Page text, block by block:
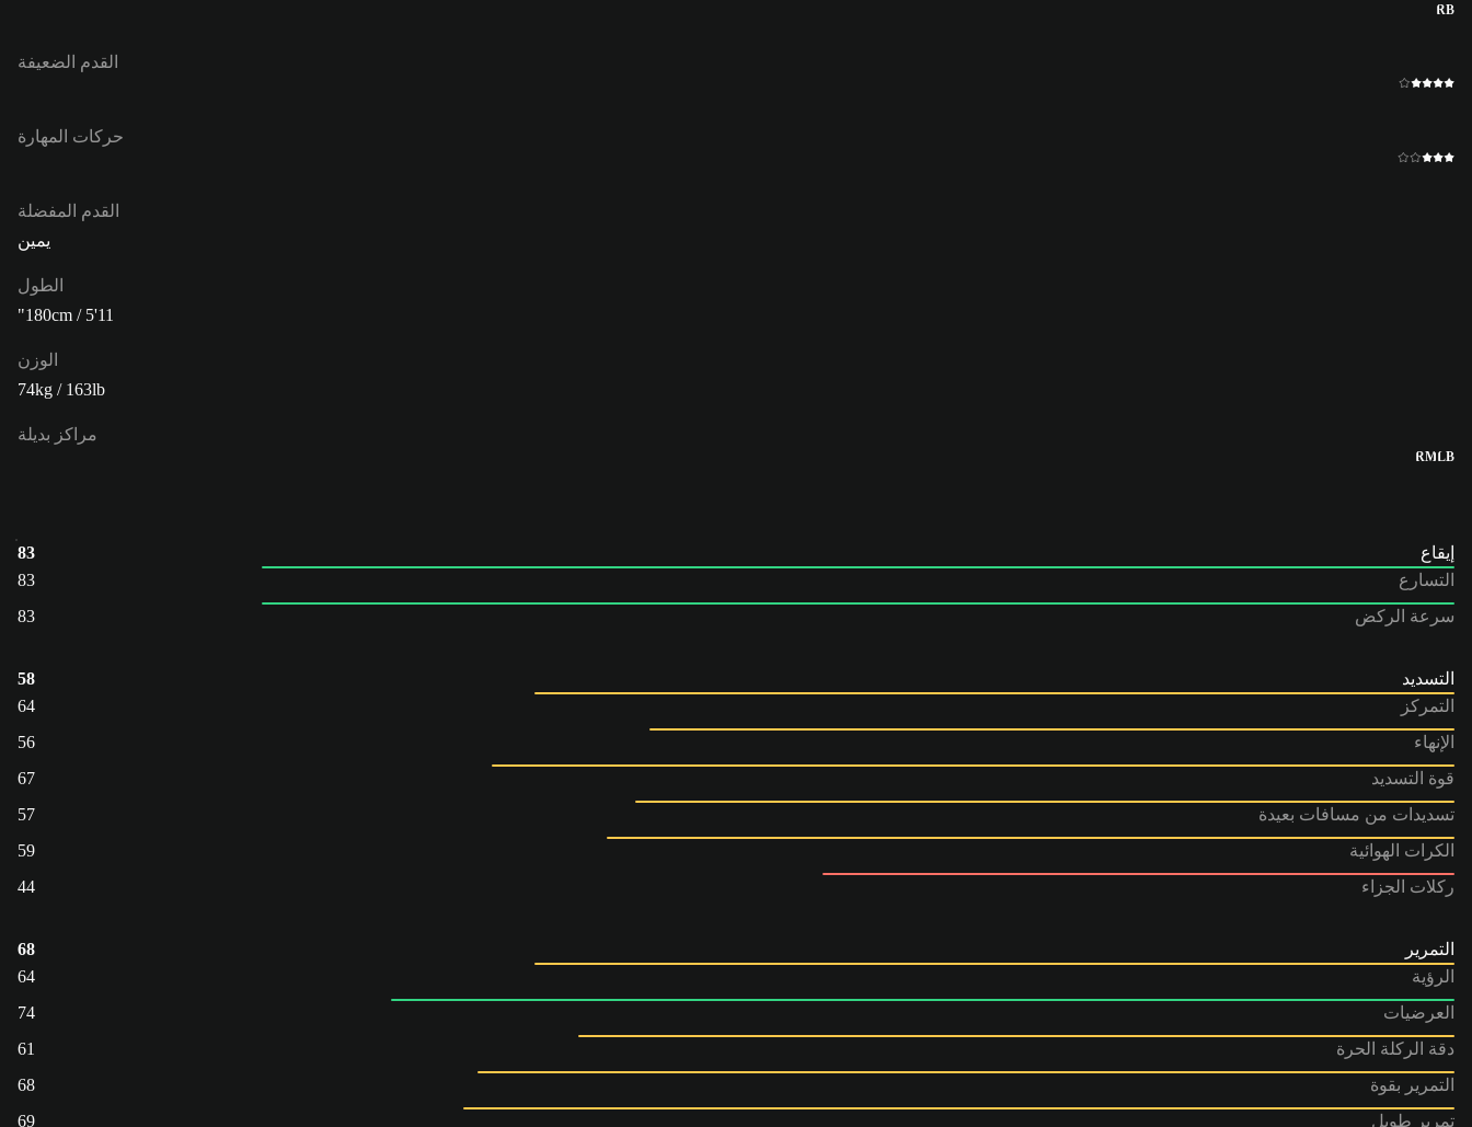
RB
القدم الضعيفة
حركات المهارة
القدم المفضلة
يمين
الطول
180cm / 5'11"
الوزن
74kg / 163lb
مراكز بديلة
LB
RM
إيقاع
83
التسارع
83
سرعة الركض
83
التسديد
58
التمركز
64
الإنهاء
56
قوة التسديد
67
تسديدات من مسافات بعيدة
57
الكرات الهوائية
59
ركلات الجزاء
44
التمرير
68
الرؤية
64
العرضيات
74
دقة الركلة الحرة
61
التمرير بقوة
68
تمرير طويل
69